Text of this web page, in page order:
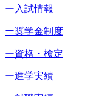
ー入試情報
ー奨学金制度
ー資格・検定
ー進学実績